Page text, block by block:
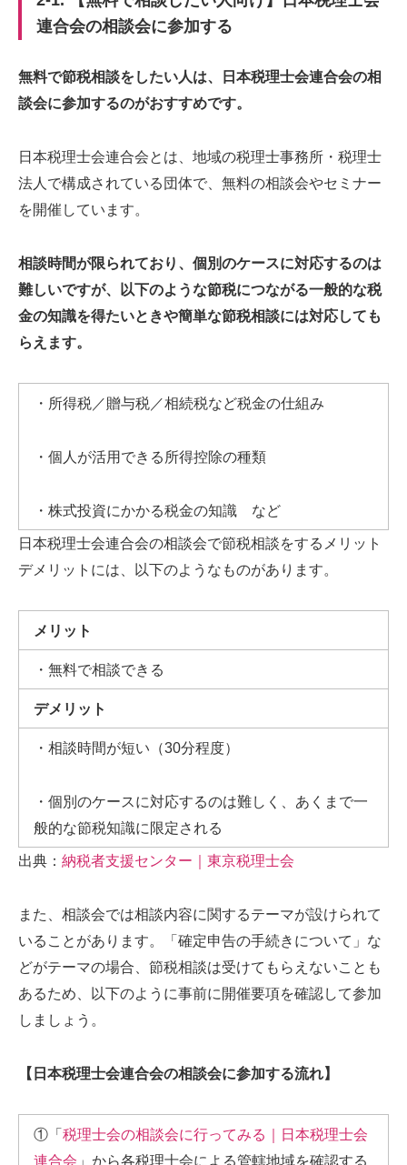
連合会の相談会に参加する
無料で節税相談をしたい人は、日本税理士会連合会の相
談会に参加するのがおすすめです。
日本税理士会連合会とは、地域の税理士事務所・税理士
法人で構成されている団体で、無料の相談会やセミナー
を開催しています。
相談時間が限られており、個別のケースに対応するのは
難しいですが、以下のような節税につながる一般的な税
金の知識を得たいときや簡単な節税相談には対応しても
らえます。
・所得税／贈与税／相続税など税金の仕組み
・個人が活用できる所得控除の種類
・株式投資にかかる税金の知識 など
日本税理士会連合会の相談会で節税相談をするメリット
デメリットには、以下のようなものがあります。
メリット
・無料で相談できる
デメリット
・相談時間が短い（30分程度）
・個別のケースに対応するのは難しく、あくまで一
般的な節税知識に限定される
出典： 納税者支援センター｜東京税理士会
また、相談会では相談内容に関するテーマが設けられて
いることがあります。「確定申告の手続きについて」な
どがテーマの場合、節税相談は受けてもらえないことも
あるため、以下のように事前に開催要項を確認して参加
しましょう。
【日本税理士会連合会の相談会に参加する流れ】
①「 税理士会の相談会に行ってみる｜日本税理士会
連合会 」から各税理士会による管轄地域を確認する